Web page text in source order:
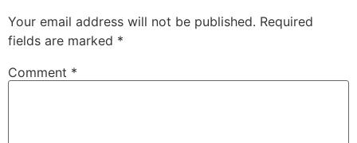
Your email address will not be published. Required
fields are marked *
Comment *